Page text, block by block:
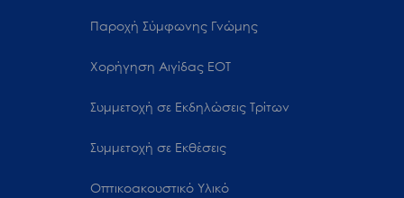
Παροχή Σύμφωνης Γνώμης
Χορήγηση Αιγίδας ΕΟΤ
Συμμετοχή σε Εκδηλώσεις Τρίτων
Συμμετοχή σε Εκθέσεις
Οπτικοακουστικό Υλικό